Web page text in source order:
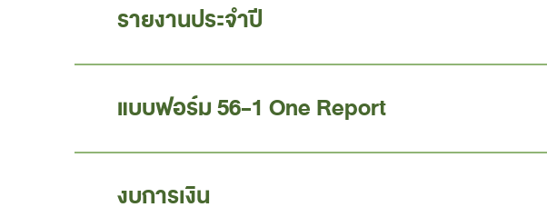
รายงานประจำปี
แบบฟอร์ม 56-1 One Report
งบการเงิน